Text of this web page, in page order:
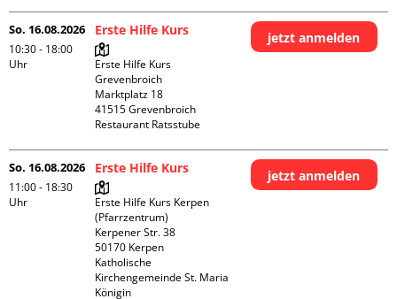
So. 16.08.2026
10:30 - 18:00
Uhr
Erste Hilfe Kurs
Erste Hilfe Kurs
Grevenbroich
Marktplatz 18
41515 Grevenbroich
Restaurant Ratsstube
jetzt anmelden
So. 16.08.2026
11:00 - 18:30
Uhr
Erste Hilfe Kurs
Erste Hilfe Kurs Kerpen
(Pfarrzentrum)
Kerpener Str. 38
50170 Kerpen
Katholische
Kirchengemeinde St. Maria
Königin
jetzt anmelden